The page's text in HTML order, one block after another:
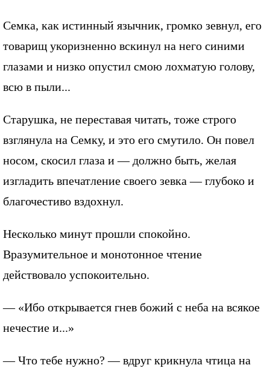
Семка, как истинный язычник, громко зевнул, его
товарищ укоризненно вскинул на него синими
глазами и низко опустил смою лохматую голову,
всю в пыли...
Старушка, не переставая читать, тоже строго
взглянула на Семку, и это его смутило. Он повел
носом, скосил глаза и — должно быть, желая
изгладить впечатление своего зевка — глубоко и
благочестиво вздохнул.
Несколько минут прошли спокойно.
Вразумительное и монотонное чтение
действовало успокоительно.
— «Ибо открывается гнев божий с неба на всякое
нечестие и...»
— Что тебе нужно? — вдруг крикнула чтица на